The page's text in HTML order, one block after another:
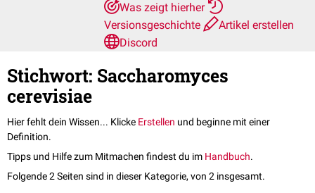
Was zeigt hierher
Versionsgeschichte
Artikel erstellen
Discord
Stichwort: Saccharomyces
cerevisiae
Hier fehlt dein Wissen... Klicke Erstellen und beginne mit einer
Definition.
Tipps und Hilfe zum Mitmachen findest du im Handbuch.
Folgende 2 Seiten sind in dieser Kategorie, von 2 insgesamt.